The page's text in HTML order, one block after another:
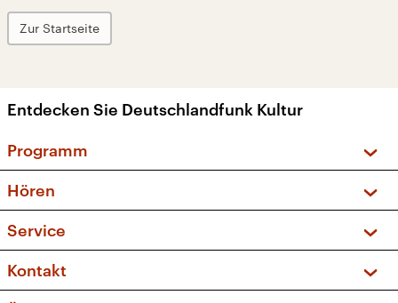
Zur Startseite
Entdecken Sie Deutschlandfunk Kultur
Programm
Sendungen und Podcasts
Musikliste
Kakadu – Das Kinderprogramm
Hören
Frequenzen (UKW + DAB+)
Service
FAQ
Apps
Kontakt